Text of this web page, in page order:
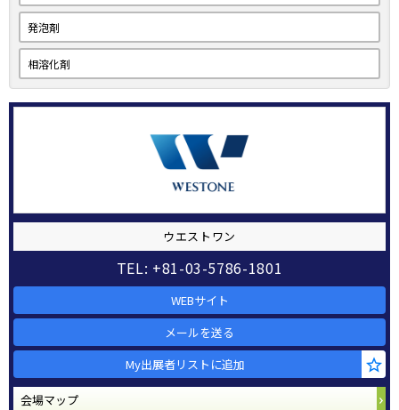
発泡剤
相溶化剤
ウエストワン
TEL: +81-03-5786-1801
WEBサイト
メールを送る
My出展者リストに追加
会場マップ